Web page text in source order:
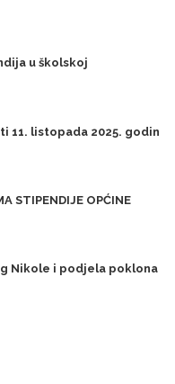
u školskoj
11. listopada 2025. godin
STIPENDIJE OPĆINE
Nikole i podjela poklona